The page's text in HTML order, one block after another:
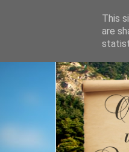
This
are